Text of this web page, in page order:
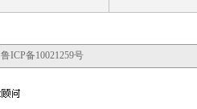
鲁ICP备10021259号